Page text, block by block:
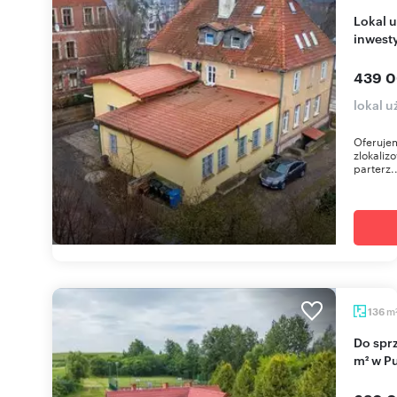
Lokal usługowy 132 m2 z potencjałem
439
lokal
136 m
Do sprzedania funkcjonalny lokal usługowy 136
m² w